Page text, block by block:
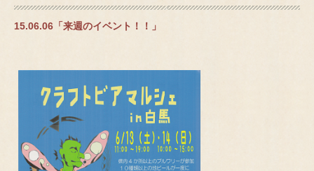
15.06.06「来週のイベント！！」